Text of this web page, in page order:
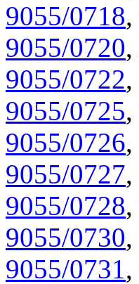
9055/0718,
9055/0720,
9055/0722,
9055/0725,
9055/0726,
9055/0727,
9055/0728,
9055/0730,
9055/0731,